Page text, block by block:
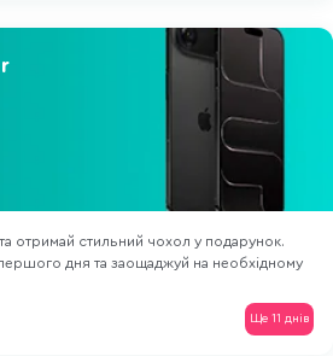
отримай стильний чохол у подарунок.
дня та заощаджуй на необхідному
Ще 11 днів